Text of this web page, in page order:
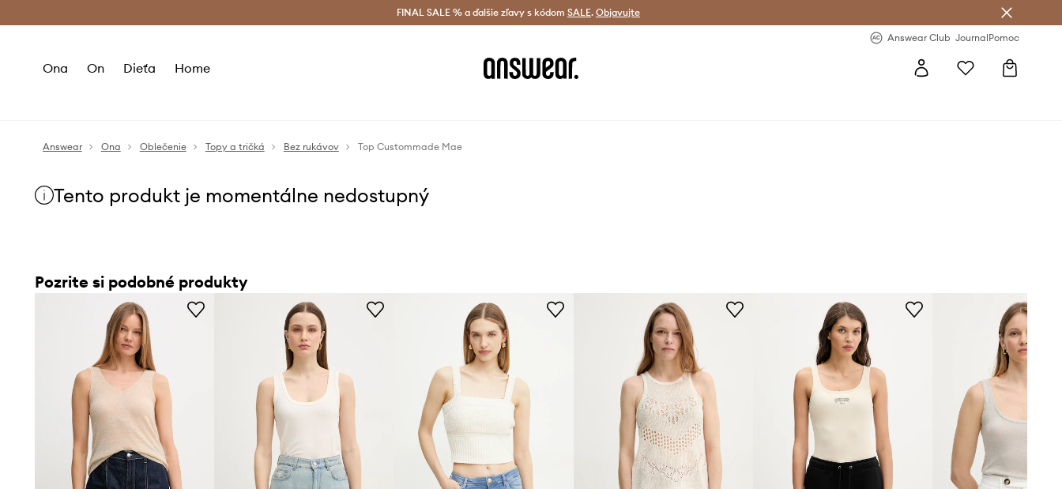
Bezplatná doprava od 60 € > Doručenie aj do 24 h >
FINAL SALE % a ďalšie zľavy s kódom SALE. Objavujte
Answear Club JournalPomoc
Ona On Dieťa Home
Answear Ona Oblečenie Topy a tričká Bez rukávov Top Custommade Mae
Tento produkt je momentálne nedostupný
Pozrite si podobné produkty